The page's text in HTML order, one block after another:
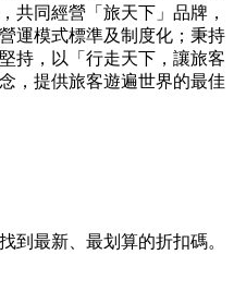
共同經營「旅天下」品牌，
運模式標準及制度化；秉持
持，以「行走天下，讓旅客
，提供旅客遊遍世界的最佳
到最新、最划算的折扣碼。